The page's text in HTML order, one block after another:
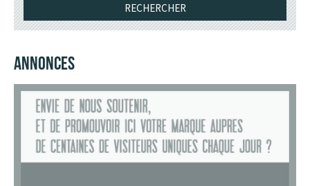
ANNONCES